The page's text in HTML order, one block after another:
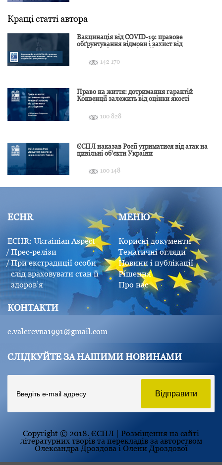
Кращі статті автора
Вакцинація від COVID-19: правове
обґрунтування відмови і захист від
142 170
Право на життя: дотримання гарантій
Конвенції залежить від оцінки якості
100 828
ЄСПЛ наказав Росії утриматися від атак на
цивільні об’єкти України
100 148
ECHR
ECHR: Ukrainian Aspect
Прес-релізи
При екстрадиції особи
слід враховувати стан її
здоров’я
МЕНЮ
Корисні документи
Тематичні огляди
Новини і публікації
Рішення
Про нас
КОНТАКТИ
e.valerevna1991@gmail.com
СЛІДКУЙТЕ ЗА НАШИМИ НОВИНАМИ
Copyright © 2018. ЄСПЛ | Розміщення на сайті
літературних творів та перекладів за авторством
Олександра Дроздова і Олени Дроздової